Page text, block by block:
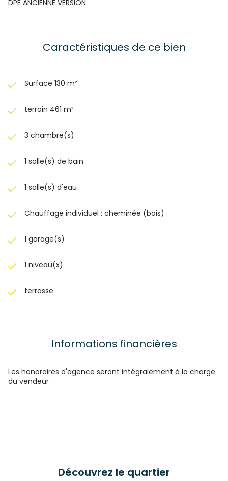
DPE ANCIENNE VERSION
Caractéristiques de ce bien
Surface 130 m²
terrain 461 m²
3 chambre(s)
1 salle(s) de bain
1 salle(s) d'eau
Chauffage individuel : cheminée (bois)
1 garage(s)
1 niveau(x)
terrasse
Informations financières
Les honoraires d'agence seront intégralement à la charge
du vendeur
Découvrez le quartier